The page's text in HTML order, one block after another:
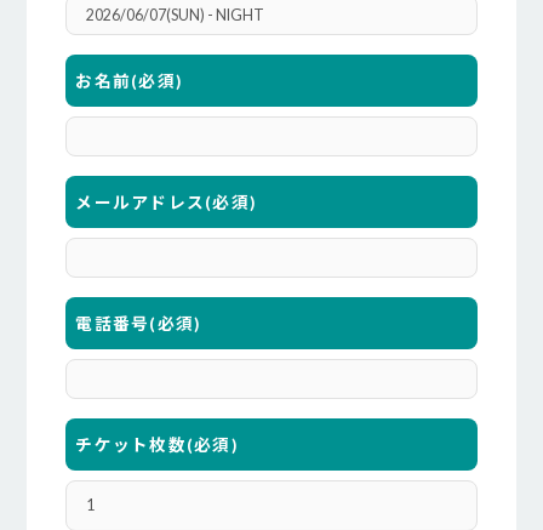
お名前(必須)
メールアドレス(必須)
電話番号(必須)
チケット枚数(必須)